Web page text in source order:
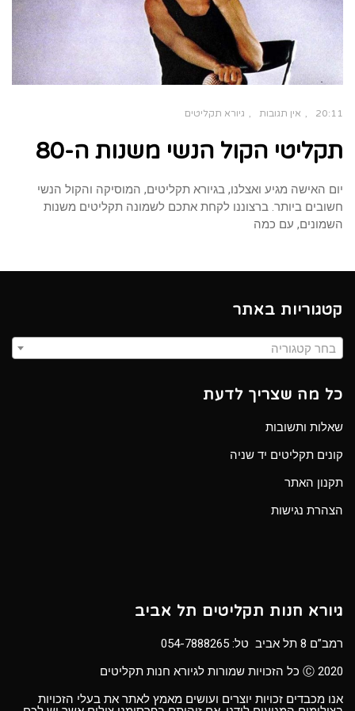
20:11 אין תגובות גיורא תקליטים
תקליטי הקול הנשי משנות ה-80
יום האישה מגיע ואצלנו, בגיורא תקליטים, המוסיקה והקול הנשי
חשובים ביותר. ברצוננו לקחת אתכם לשמונה תקליטים משנות
השמונים, עם כמה
קטגוריות באתר
בחר קטגוריה
כל מה שצריך לדעת
שאלות ותשובות
קונים תקליטים יד שניה
תקנון האתר
הצהרת נגישות
גיורא חנות תקליטים תל אביב
רמב”ם 8 תל אביב טל:
054-7888265
Ⓒ 2020 כל הזכויות שמורות לגיורא חנות תקליטים
אנו מכבדים זכויות יוצרים ועושים מאמץ לאתר את בעלי הזכויות